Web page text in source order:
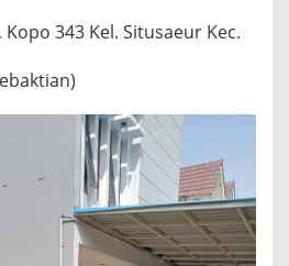
Kopo 343 Kel. Situsaeur Kec.